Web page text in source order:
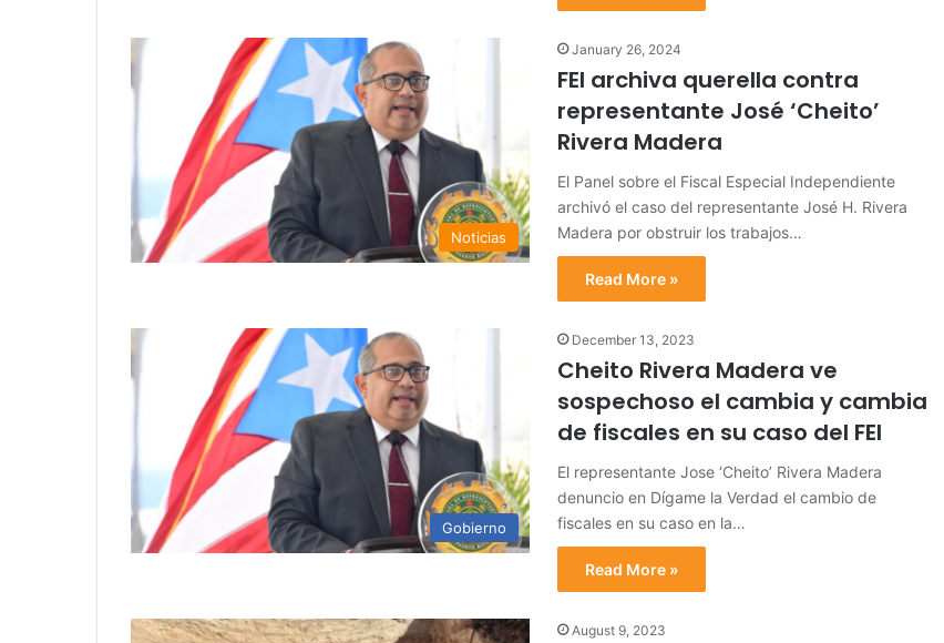
Noticias
January 26, 2024
FEI archiva querella contra
representante José ‘Cheito’
Rivera Madera
El Panel sobre el Fiscal Especial Independiente
archivó el caso del representante José H. Rivera
Madera por obstruir los trabajos…
Read More »
Gobierno
December 13, 2023
Cheito Rivera Madera ve
sospechoso el cambia y cambia
de fiscales en su caso del FEI
El representante Jose ‘Cheito’ Rivera Madera
denuncio en Dígame la Verdad el cambio de
fiscales en su caso en la…
Read More »
August 9, 2023